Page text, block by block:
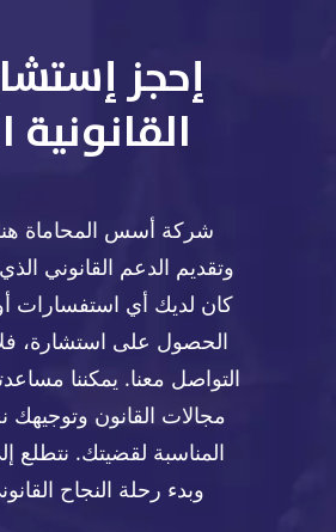
إحجز
القانونية
شركة أسس المحاماة
وتقديم الدعم القانوني
كان لديك أي استفسارات
الحصول على استشارة،
التواصل معنا. يمكننا
مجالات القانون وتوجيهك
المناسبة لقضيتك. نتطلع
وبدء رحلة النجاح